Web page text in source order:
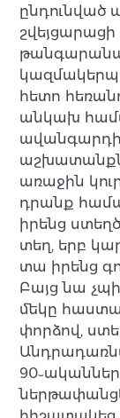
ընդունված
շվեյցարացի
հետո
անկախ
առաջին
դրանք
իրենց
տեղ, երբ
տա իրենց
Բայց նա
մեկը
փորձով,